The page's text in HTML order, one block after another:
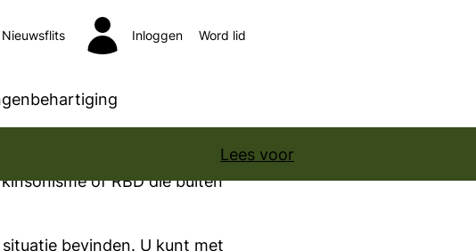
Nieuwsflits Inloggen Word lid
Lees voor
of RBD die buiten
bevinden. U kunt met